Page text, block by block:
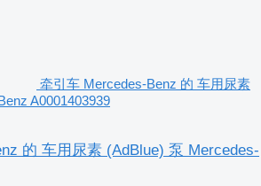
牵引车 Mercedes-Benz 的 车用尿素
A0001403939
的 车用尿素 (AdBlue) 泵 Mercedes-